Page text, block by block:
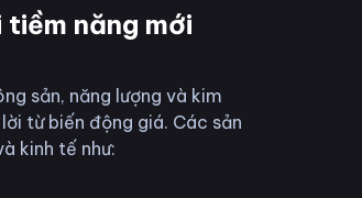
năng mới
sản, năng lượng và kim
từ biến động giá. Các sản
kinh tế như: